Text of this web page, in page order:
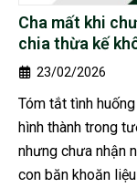
Cha mất khi
chia thừa kế
23/02/2026
Tóm tắt tình
hình thành trong
nhưng chưa nhận
con băn khoăn